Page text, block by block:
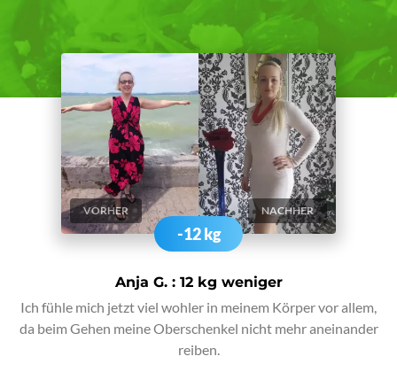
VORHER NACHHER
-12 kg
Anja G. : 12 kg weniger
Ich fühle mich jetzt viel wohler in meinem Körper vor allem,
da beim Gehen meine Oberschenkel nicht mehr aneinander
reiben.